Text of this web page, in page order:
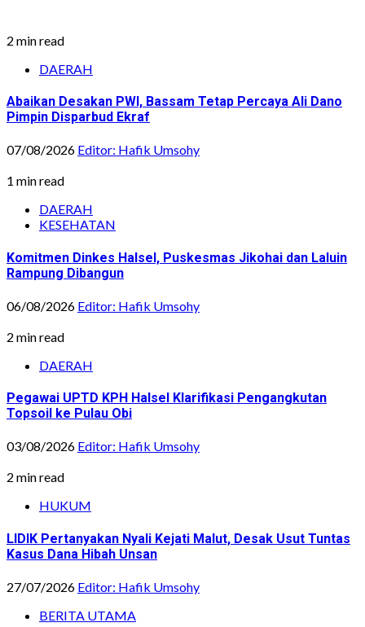
2 min read
DAERAH
Abaikan Desakan PWI, Bassam Tetap Percaya Ali Dano
Pimpin Disparbud Ekraf
07/08/2026 Editor: Hafik Umsohy
1 min read
DAERAH
KESEHATAN
Komitmen Dinkes Halsel, Puskesmas Jikohai dan Laluin
Rampung Dibangun
06/08/2026 Editor: Hafik Umsohy
2 min read
DAERAH
Pegawai UPTD KPH Halsel Klarifikasi Pengangkutan
Topsoil ke Pulau Obi
03/08/2026 Editor: Hafik Umsohy
2 min read
HUKUM
LIDIK Pertanyakan Nyali Kejati Malut, Desak Usut Tuntas
Kasus Dana Hibah Unsan
27/07/2026 Editor: Hafik Umsohy
BERITA UTAMA